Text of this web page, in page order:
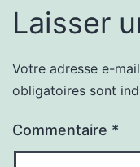
Laisser
Votre adresse e-
obligatoires sont
Commentaire *